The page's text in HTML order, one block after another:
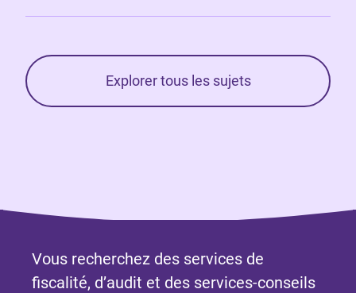
Explorer tous les sujets
Vous recherchez des services de
fiscalité, d’audit et des services-conseils